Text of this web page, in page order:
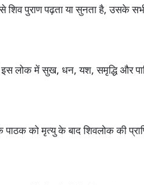
शिव पुराण पढ़ता या सुनता है, उसके
लोक में सुख, धन, यश, समृद्धि और
को मृत्यु के बाद शिवलोक की